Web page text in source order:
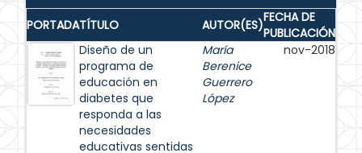
PORTADATÍTULO AUTOR(ES)FECHA DE
PUBLICACIÓN
Diseño de un
programa de
educación en
diabetes que
responda a las
necesidades
educativas sentidas
María
Berenice
Guerrero
López
nov-2018